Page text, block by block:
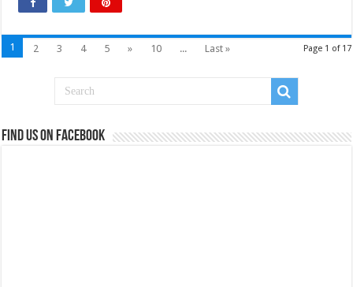
Page 1 of 17
1 2 3 4 5 » 10 ... Last »
Find us on Facebook